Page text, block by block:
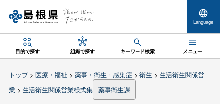
Language
目的で探す 組織で探す キーワード検索 メニュー
トップ> 医療・福祉 > 薬事・衛生・感染症 > 衛生 > 生活衛生関係営
業> 生活衛生関係営業様式集 薬事衛生課